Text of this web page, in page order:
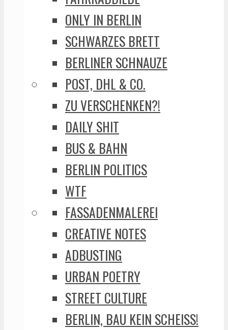
ONLY IN BERLIN
SCHWARZES BRETT
BERLINER SCHNAUZE
POST, DHL & CO.
ZU VERSCHENKEN?!
DAILY SHIT
BUS & BAHN
BERLIN POLITICS
WTF
FASSADENMALEREI
CREATIVE NOTES
ADBUSTING
URBAN POETRY
STREET CULTURE
BERLIN, BAU KEIN SCHEISS!